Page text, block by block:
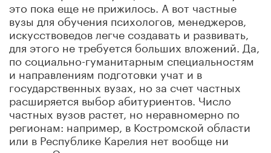
это пока еще не прижилось. А вот частные
вузы для обучения психологов, менеджеров,
искусствоведов легче создавать и развивать,
для этого не требуется больших вложений. Да,
по социально-гуманитарным специальностям
и направлениям подготовки учат и в
государственных вузах, но за счет частных
расширяется выбор абитуриентов. Число
частных вузов растет, но неравномерно по
регионам: например, в Костромской области
или в Республике Карелия нет вообще ни